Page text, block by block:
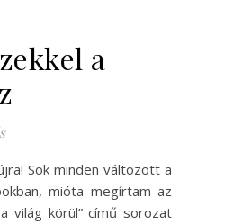
a
Sok minden változott a
mióta megírtam az
világ körül” című sorozat